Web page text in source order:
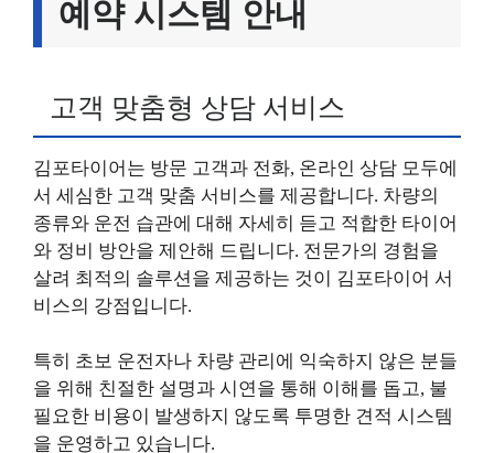
예약 시스템 안내
고객 맞춤형 상담 서비스
김포타이어는 방문 고객과 전화, 온라인 상담 모두에
서 세심한 고객 맞춤 서비스를 제공합니다. 차량의
종류와 운전 습관에 대해 자세히 듣고 적합한 타이어
와 정비 방안을 제안해 드립니다. 전문가의 경험을
살려 최적의 솔루션을 제공하는 것이 김포타이어 서
비스의 강점입니다.
특히 초보 운전자나 차량 관리에 익숙하지 않은 분들
을 위해 친절한 설명과 시연을 통해 이해를 돕고, 불
필요한 비용이 발생하지 않도록 투명한 견적 시스템
을 운영하고 있습니다.